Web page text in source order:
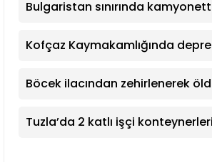
Bulgaristan sınırında
sigara çıktı
Kofçaz Kaymakamlığında
Böcek ilacından zehirlenerek
yolculuğuna uğurlandı
Tuzla’da 2 katlı işçi konteynerleri